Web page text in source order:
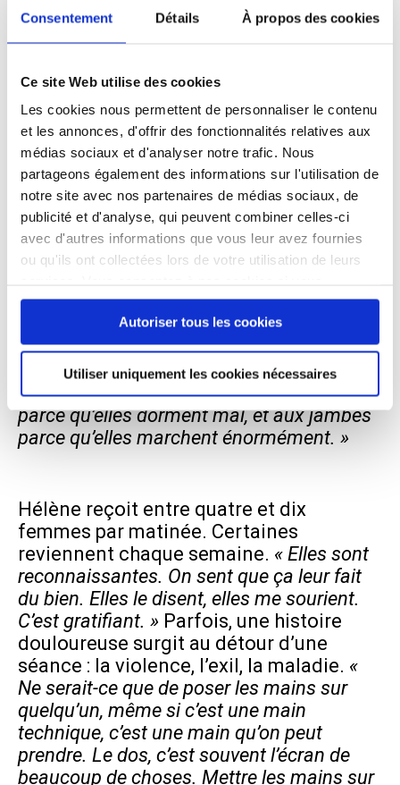
Consentement Détails À propos des cookies
Ce site Web utilise des cookies
Les cookies nous permettent de personnaliser le contenu
et les annonces, d'offrir des fonctionnalités relatives aux
médias sociaux et d'analyser notre trafic. Nous
partageons également des informations sur l'utilisation de
notre site avec nos partenaires de médias sociaux, de
publicité et d'analyse, qui peuvent combiner celles-ci
avec d'autres informations que vous leur avez fournies
ou qu'ils ont collectées lors de votre utilisation de leurs
continuez à utiliser notre site Web.
Autoriser tous les cookies
Utiliser uniquement les cookies nécessaires
que quelqu’un a mal quelque part ?”
est bien différent de ce qu’elle a connu à
l’hôpital. « C’est complètement différent,
parce que ce sont des personnes en
difficulté, en grande précarité. Parfois, elles
n’ont pas vu de médecin, donc c’est à moi à
pousser, à connaître un peu le diagnostic, à
éliminer certaines choses. »Elle sourit :
J’ai juste une table. Il faut s’adapter à leur
condition de vie. Si je leur donne des
les faire sans matériel. »Les pathologies
se répètent : maux de dos, d’épaules, de
genoux…«Elles dorment souvent dans des
fauteuils qui ne s’allongent pas. C’est très
inconfortable. Beaucoup ont mal au dos
parce qu’elles dorment mal, et aux jambes
parce qu’elles marchent énormément. »
Hélène reçoit entre quatre et dix
femmes par matinée. Certaines
reviennent chaque semaine. « Elles sont
reconnaissantes. On sent que ça leur fait
du bien. Elles le disent, elles me sourient.
C’est gratifiant. » Parfois, une histoire
douloureuse surgit au détour d’une
séance : la violence, l’exil, la maladie. «
Ne serait-ce que de poser les mains sur
quelqu’un, même si c’est une main
technique, c’est une main qu’on peut
prendre. Le dos, c’est souvent l’écran de
beaucoup de choses. Mettre les mains sur